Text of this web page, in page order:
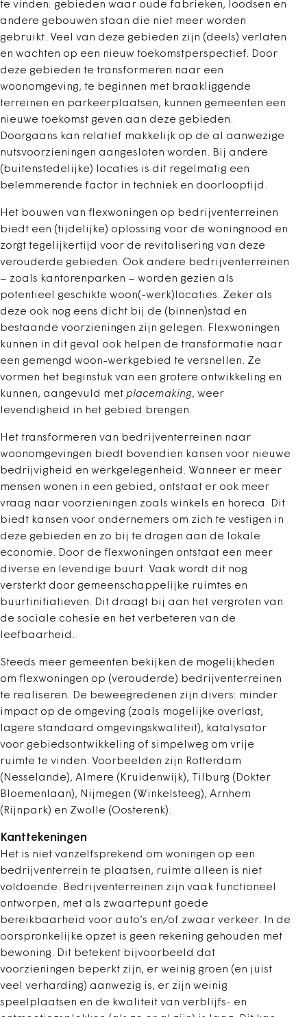
te vinden: gebieden waar oude fabrieken, loodsen en
andere gebouwen staan die niet meer worden
gebruikt. Veel van deze gebieden zijn (deels) verlaten
en wachten op een nieuw toekomstperspectief. Door
deze gebieden te transformeren naar een
woonomgeving, te beginnen met braakliggende
terreinen en parkeerplaatsen, kunnen gemeenten een
nieuwe toekomst geven aan deze gebieden.
Doorgaans kan relatief makkelijk op de al aanwezige
nutsvoorzieningen aangesloten worden. Bij andere
(buitenstedelijke) locaties is dit regelmatig een
belemmerende factor in techniek en doorlooptijd.
Het bouwen van flexwoningen op bedrijventerreinen
biedt een (tijdelijke) oplossing voor de woningnood en
zorgt tegelijkertijd voor de revitalisering van deze
verouderde gebieden. Ook andere bedrijventerreinen
– zoals kantorenparken – worden gezien als
potentieel geschikte woon(-werk)locaties. Zeker als
deze ook nog eens dicht bij de (binnen)stad en
bestaande voorzieningen zijn gelegen. Flexwoningen
kunnen in dit geval ook helpen de transformatie naar
een gemengd woon-werkgebied te versnellen. Ze
vormen het beginstuk van een grotere ontwikkeling en
kunnen, aangevuld met placemaking, weer
levendigheid in het gebied brengen.
Het transformeren van bedrijventerreinen naar
woonomgevingen biedt bovendien kansen voor nieuwe
bedrijvigheid en werkgelegenheid. Wanneer er meer
mensen wonen in een gebied, ontstaat er ook meer
vraag naar voorzieningen zoals winkels en horeca. Dit
biedt kansen voor ondernemers om zich te vestigen in
deze gebieden en zo bij te dragen aan de lokale
economie. Door de flexwoningen ontstaat een meer
diverse en levendige buurt. Vaak wordt dit nog
versterkt door gemeenschappelijke ruimtes en
buurtinitiatieven. Dit draagt bij aan het vergroten van
de sociale cohesie en het verbeteren van de
leefbaarheid.
Steeds meer gemeenten bekijken de mogelijkheden
om flexwoningen op (verouderde) bedrijventerreinen
te realiseren. De beweegredenen zijn divers: minder
impact op de omgeving (zoals mogelijke overlast,
lagere standaard omgevingskwaliteit), katalysator
voor gebiedsontwikkeling of simpelweg om vrije
ruimte te vinden. Voorbeelden zijn Rotterdam
(Nesselande), Almere (Kruidenwijk), Tilburg (Dokter
Bloemenlaan), Nijmegen (Winkelsteeg), Arnhem
(Rijnpark) en Zwolle (Oosterenk).
Kanttekeningen
Het is niet vanzelfsprekend om woningen op een
bedrijventerrein te plaatsen, ruimte alleen is niet
voldoende. Bedrijventerreinen zijn vaak functioneel
ontworpen, met als zwaartepunt goede
bereikbaarheid voor auto’s en/of zwaar verkeer. In de
oorspronkelijke opzet is geen rekening gehouden met
bewoning. Dit betekent bijvoorbeeld dat
voorzieningen beperkt zijn, er weinig groen (en juist
veel verharding) aanwezig is, er zijn weinig
speelplaatsen en de kwaliteit van verblijfs- en